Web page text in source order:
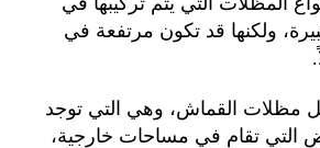
ولكنها قد تكون مرتفعة في
مظلات القماش، وهي التي توجد
التي تقام في مساحات خارجية،